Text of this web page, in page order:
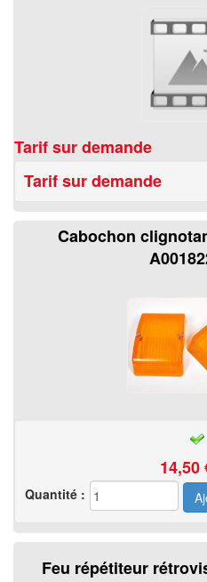
Tarif sur demande
Tarif sur demande
Cabochon
14,50
Quantité :
Feu répétiteur